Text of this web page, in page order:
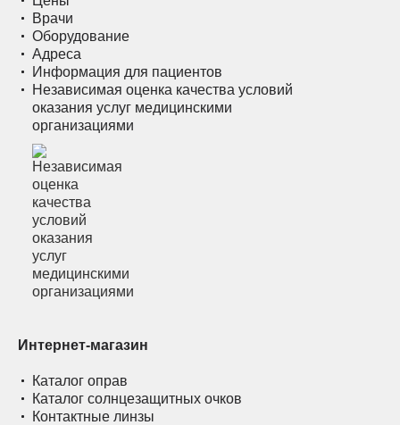
Врачи
Оборудование
Адреса
Информация для пациентов
Независимая оценка качества условий
оказания услуг медицинскими
организациями
Интернет-магазин
Каталог оправ
Каталог солнцезащитных очков
Контактные линзы